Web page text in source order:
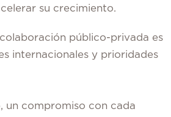
su crecimiento.
público-privada es
internacionales y prioridades
un compromiso con cada